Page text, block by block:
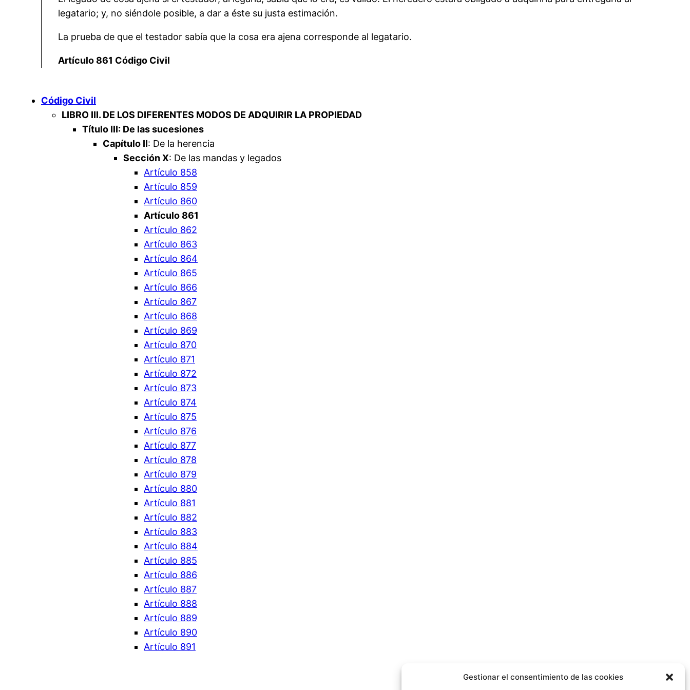
Gestionar el consentimiento de las cookies
legatario; y, no siéndole posible, a dar a éste su justa estimación.
La prueba de que el testador sabía que la cosa era ajena corresponde al legatario.
Artículo 861 Código Civil
Código Civil
LIBRO III. DE LOS DIFERENTES MODOS DE ADQUIRIR LA PROPIEDAD
Título III: De las sucesiones
Capítulo II: De la herencia
Sección X: De las mandas y legados
Artículo 858
Artículo 859
Artículo 860
Artículo 861
Artículo 862
Artículo 863
Artículo 864
Artículo 865
Artículo 866
Artículo 867
Artículo 868
Artículo 869
Artículo 870
Artículo 871
Artículo 872
Artículo 873
Artículo 874
Artículo 875
Artículo 876
Artículo 877
Artículo 878
Artículo 879
Artículo 880
Artículo 881
Artículo 882
Artículo 883
Artículo 884
Artículo 885
Artículo 886
Artículo 887
Artículo 888
Artículo 889
Artículo 890
Artículo 891